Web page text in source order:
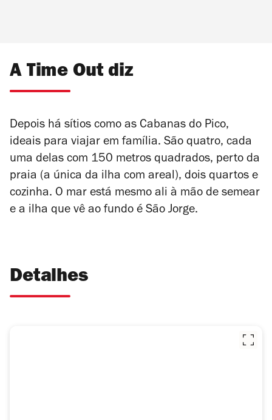
A Time Out diz
Depois há sítios como as Cabanas do Pico,
ideais para viajar em família. São quatro, cada
uma delas com 150 metros quadrados, perto da
praia (a única da ilha com areal), dois quartos e
cozinha. O mar está mesmo ali à mão de semear
e a ilha que vê ao fundo é São Jorge.
Detalhes